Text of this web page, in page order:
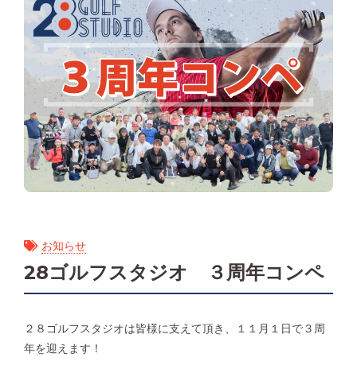
お知らせ
28ゴルフスタジオ ３周年コンペ
２８ゴルフスタジオは皆様に支えて頂き、１１月１日で３周
年を迎えます！